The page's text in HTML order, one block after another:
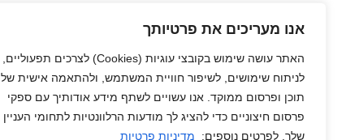
אנו מעריכים את פרטיותך
האתר עושה שימוש בקובצי עוגיות (Cookies) לצרכים תפעוליים,
לניתוח שימושים, לשיפור חוויית המשתמש, ולהתאמה אישית של
תוכן ופרסום ממוקד. אנו עשויים לשתף מידע אודותיך עם ספקי
פרסום חיצוניים כדי להציג לך מודעות הרלוונטיות לתחומי העניין
שלך. לפרטים נוספים: מדיניות פרטיות